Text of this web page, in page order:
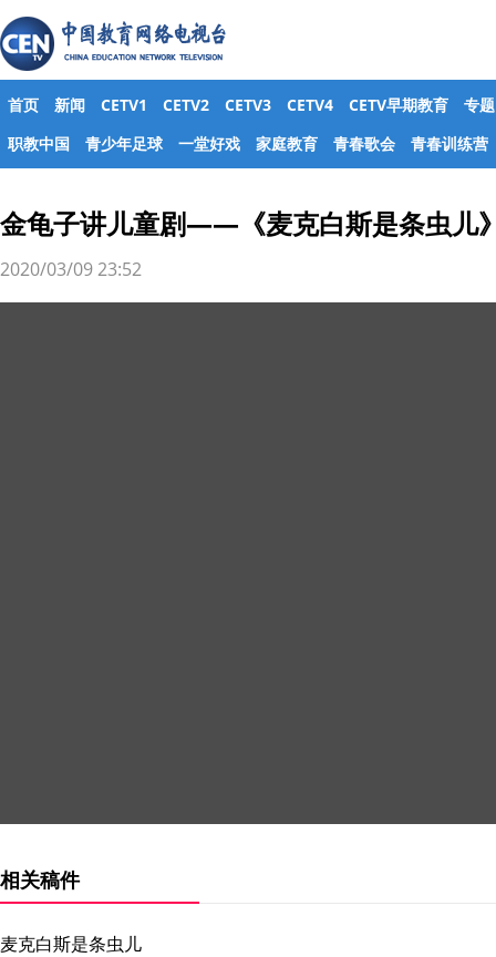
首页 新闻 CETV1 CETV2 CETV3 CETV4 CETV早期教育
专题
职教中国
青少年足球 一堂好戏 家庭教育 青春歌会 青春训练营
金龟子讲儿童剧——《麦克白斯是条虫儿
2020/03/09 23:52
相关稿件
麦克白斯是条虫儿